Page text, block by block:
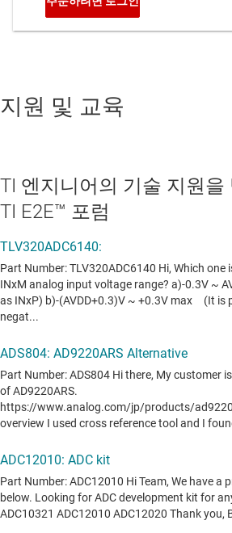
지원 및 교육
TI 엔지니어의 기술 지원을
TI E2E™ 포럼